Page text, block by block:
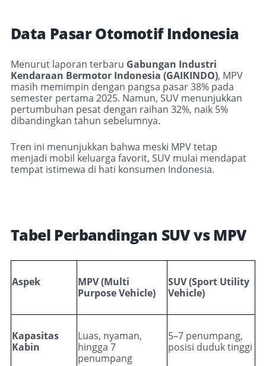
Data Pasar Otomotif Indonesia
Menurut laporan terbaru Gabungan Industri
Kendaraan Bermotor Indonesia (GAIKINDO), MPV
masih memimpin dengan pangsa pasar 38% pada
semester pertama 2025. Namun, SUV menunjukkan
pertumbuhan pesat dengan raihan 32%, naik 5%
dibandingkan tahun sebelumnya.
Tren ini menunjukkan bahwa meski MPV tetap
menjadi mobil keluarga favorit, SUV mulai mendapat
tempat istimewa di hati konsumen Indonesia.
Tabel Perbandingan SUV vs MPV
Aspek
MPV (Multi
Purpose Vehicle)
SUV (Sport Utility
Vehicle)
Kapasitas
Kabin
Luas, nyaman,
hingga 7
penumpang
5–7 penumpang,
posisi duduk tinggi